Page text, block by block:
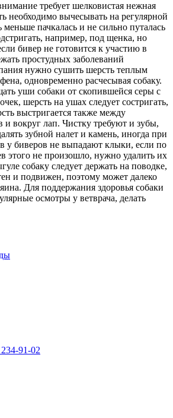
требует шелковистая нежная
необходимо вычесывать на регулярной
пачкалась и не сильно путалась
например, под щенка, но
бивер не готовится к участию в
простудных заболеваний
нужно сушить шерсть теплым
одновременно расчесывая собаку.
уши собаки от скопившейся серы с
шерсть на ушах следует состригать,
выстригается также между
и вокруг лап. Чистку требуют и зубы,
зубной налет и камень, иногда при
у биверов не выпадают клыки, если по
этого не произошло, нужно удалить их
собаку следует держать на поводке,
и подвижен, поэтому может далеко
Для поддержания здоровья собаки
осмотры у ветврача, делать
91-02